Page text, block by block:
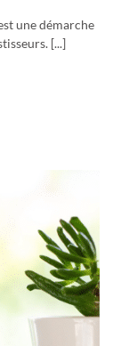
une démarche
[...]